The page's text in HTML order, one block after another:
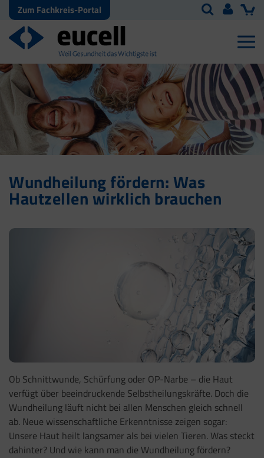
Zum Fachkreis-Portal
Wundheilung fördern: Was
Hautzellen wirklich brauchen
Ob Schnittwunde, Schürfung oder OP-Narbe – die Haut
verfügt über beeindruckende Selbstheilungskräfte. Doch die
Wundheilung läuft nicht bei allen Menschen gleich schnell
ab. Neue wissenschaftliche Erkenntnisse zeigen sogar:
Unsere Haut heilt langsamer als bei vielen Tieren. Was steckt
dahinter? Und wie kann man die Wundheilung fördern?